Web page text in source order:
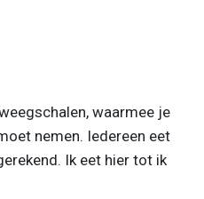
waarmee je
nemen. Iedereen eet
Ik eet hier tot ik